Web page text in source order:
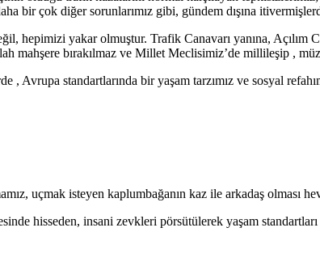
bir çok diğer sorunlarımız gibi, gündem dışına
hepimizi yakar olmuştur. Trafik Canavarı yanına,
mahşere bırakılmaz ve Millet Meclisimiz’de millileşip ,
, Avrupa standartlarında bir yaşam tarzımız ve sosyal
uçmak isteyen kaplumbağanın kaz ile arkadaş olması
hisseden, insani zevkleri pörsütülerek yaşam